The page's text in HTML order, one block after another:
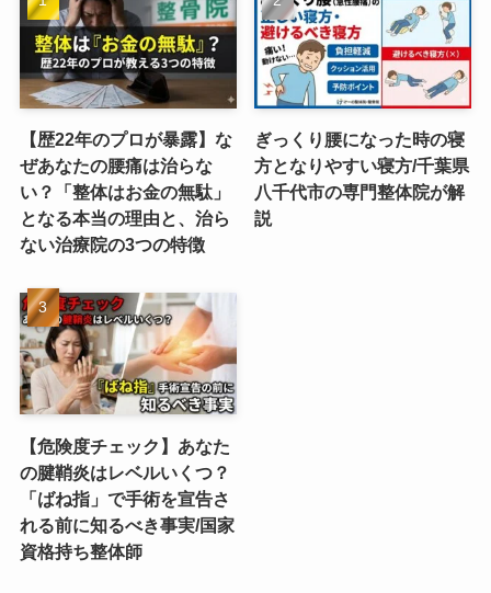
【歴22年のプロが暴露】な
ぜあなたの腰痛は治らな
い？「整体はお金の無駄」
となる本当の理由と、治ら
ない治療院の3つの特徴
ぎっくり腰になった時の寝
方となりやすい寝方/千葉県
八千代市の専門整体院が解
説
【危険度チェック】あなた
の腱鞘炎はレベルいくつ？
「ばね指」で手術を宣告さ
れる前に知るべき事実/国家
資格持ち整体師